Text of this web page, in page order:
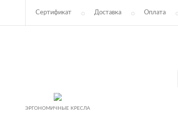
Сертификат Доставка Оплата
ЭРГОНОМИЧНЫЕ КРЕСЛА